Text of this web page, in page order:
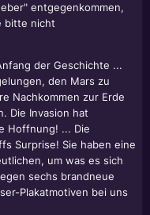
entgegenkommen,
bitte nicht
der Geschichte ...
den Mars zu
Nachkommen zur Erde
Die Invasion hat
Hoffnung! ... Die
Surprise! Sie haben eine
um was es sich
sechs brandneue
Plakatmotiven bei uns